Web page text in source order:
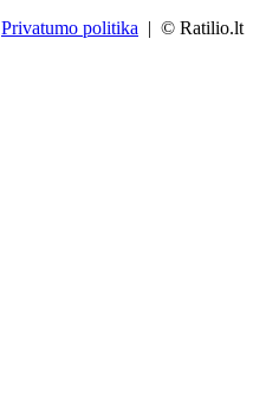
Privatumo politika | © Ratilio.lt